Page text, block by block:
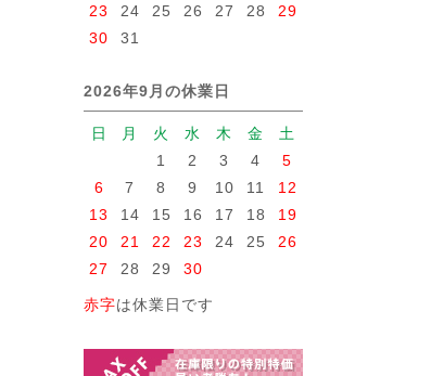
23
24 25 26 27 28
29
30
31
2026年9月の休業日
日 月 火 水 木 金
土
1
2 3 4
5
6
7 8 9 10 11
12
13
14 15 16 17 18
19
20
21 22 23 24 25
26
27
28 29 30
赤字は休業日です